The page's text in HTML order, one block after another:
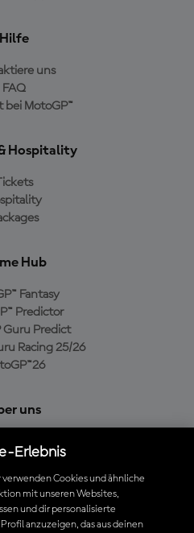
Hilfe
uns
FAQ
bei MotoGP™
Hospitality
Hub
Fantasy
Predictor
Guru Predict
Racing 25/26
uns
Richtlinien
Erlebnis
Cookies und ähnliche
mit unseren Websites,
und dir personalisierte
anzuzeigen, das aus deinen